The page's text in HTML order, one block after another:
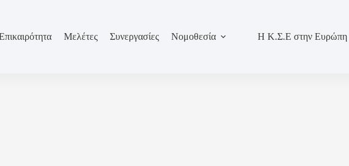
Μελέτες Συνεργασίες Νομοθεσία Η Κ.Σ.Ε στην Ευρώπη